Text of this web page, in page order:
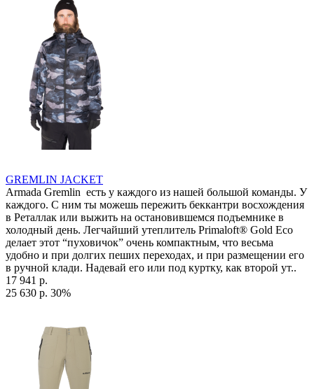
GREMLIN JACKET
Armada Gremlin есть у каждого из нашей большой команды. У
каждого. С ним ты можешь пережить беккантри восхождения
в Реталлак или выжить на остановившемся подъемнике в
холодный день. Легчайший утеплитель Primaloft® Gold Eco
делает этот “пуховичок” очень компактным, что весьма
удобно и при долгих пеших переходах, и при размещении его
в ручной клади. Надевай его или под куртку, как второй ут..
17 941 р.
25 630 р. 30%